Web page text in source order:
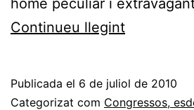
Continueu llegintApunts
de
Publicada el 6 de juliol de 2010
Categorizat com Congressos,